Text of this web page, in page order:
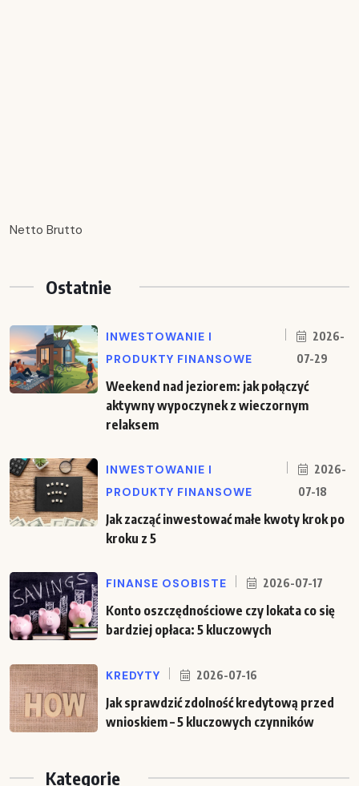
Netto Brutto
Ostatnie
INWESTOWANIE I
PRODUKTY FINANSOWE
2026-
07-29
Weekend nad jeziorem: jak połączyć
aktywny wypoczynek z wieczornym
relaksem
INWESTOWANIE I
PRODUKTY FINANSOWE
2026-
07-18
Jak zacząć inwestować małe kwoty krok po
kroku z 5
FINANSE OSOBISTE 2026-07-17
Konto oszczędnościowe czy lokata co się
bardziej opłaca: 5 kluczowych
KREDYTY 2026-07-16
Jak sprawdzić zdolność kredytową przed
wnioskiem – 5 kluczowych czynników
Kategorie